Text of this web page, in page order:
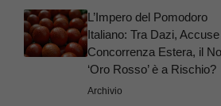
L’Impero del Pomodoro
Italiano: Tra Dazi,
Concorrenza Estera, il
‘Oro Rosso’ è a Rischio?
Archivio